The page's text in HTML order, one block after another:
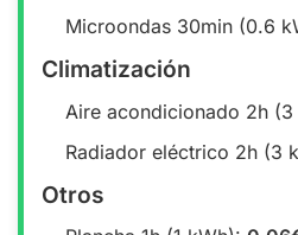
Microondas 30min (0.6
Climatización
Aire acondicionado 2h (3
Radiador eléctrico 2h (3
Otros